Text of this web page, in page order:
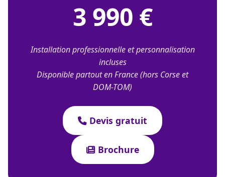
3 990 €
Installation professionnelle et personnalisation
incluses
Disponible partout en France (hors Corse et
DOM-TOM)
Devis gratuit
Brochure